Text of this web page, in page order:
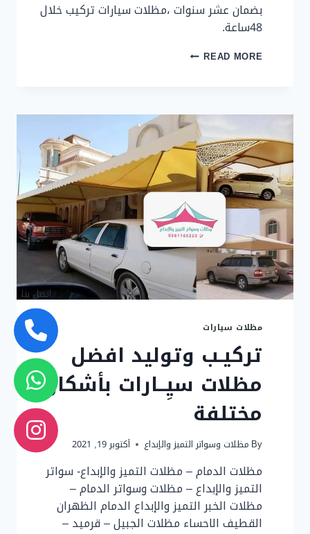
بضمان عشر سنوات ،مظلات سيارات تركيب خلال
48ساعة.
READ MOREمظلات
ساعة
مظلات سيارات
تركيـب وتوليد افضل
مظلات سيِــارات بأشكال
مختلفة
By مظلات وسواتر التميز والإبداع أكتوبر 19, 2021
مظلات الدمام – مظلات التميز والإبداع- سواتر
التميز والإبداع – مظلات وسواتر الدمام –
مظلات الخبر التميز والإبداع الدمام الظهران
القطيف الاحساء مظلات الجبيل – قرميد –
اتصل بنا